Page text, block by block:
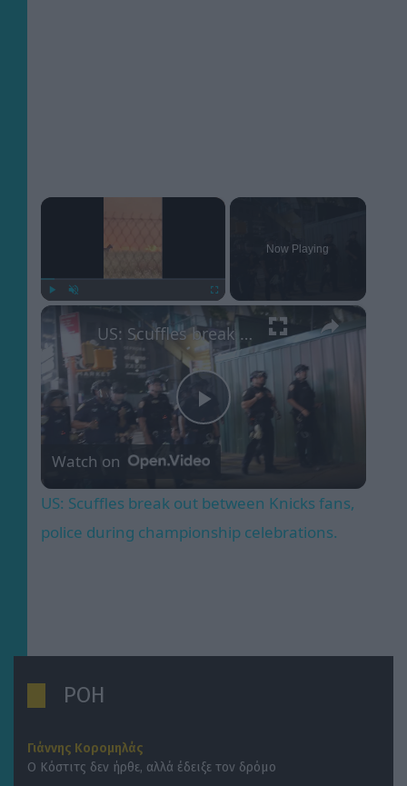
×
Now Playing
×
Play
US: Scuffles break out between Knicks fans, police during championship celebrations.
Watch on
US: Scuffles break out between Knicks fans,
police during championship celebrations.
ΡΟΗ
Γιάννης Κορομηλάς
Ο Κόστιτς δεν ήρθε, αλλά έδειξε τον δρόμο